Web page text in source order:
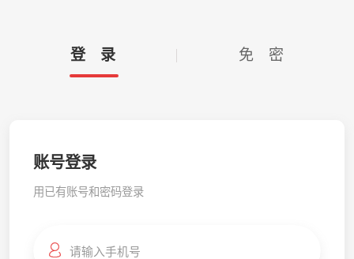
登 录 免 密
账号登录
用已有账号和密码登录